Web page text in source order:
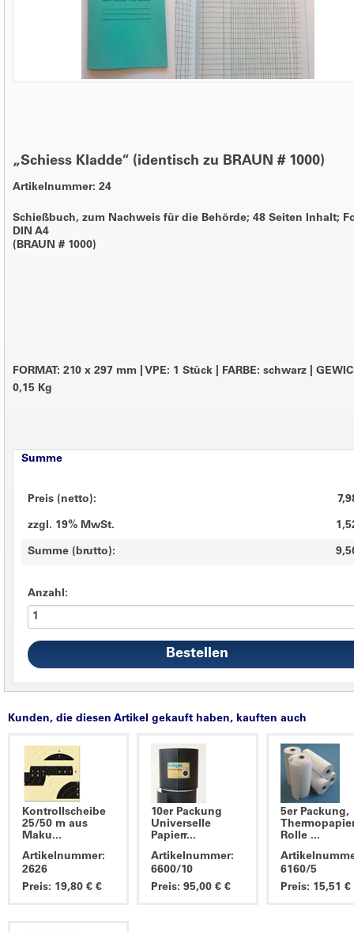
„Schiess Kladde“ (identisch zu BRAUN # 1000)
Artikelnummer: 24
Schießbuch, zum Nachweis für die Behörde; 48 Seiten Inhalt;
DIN A4
(BRAUN # 1000)
FORMAT: 210 x 297 mm VPE: 1 Stück FARBE: schwarz
0,15 Kg
Summe
Preis (netto):
zzgl. 19% MwSt.
Summe (brutto):
Anzahl:
Kunden, die diesen Artikel gekauft haben, kauften auch
Kontrollscheibe
25/50 m aus
Maku...
Artikelnummer:
2626
Preis: 19,80 € €
10er Packung
Universelle
Papierr...
Artikelnummer:
6600/10
Preis: 95,00 € €
5er Packung,
Rolle ...
6160/5
Preis: 15,51 €